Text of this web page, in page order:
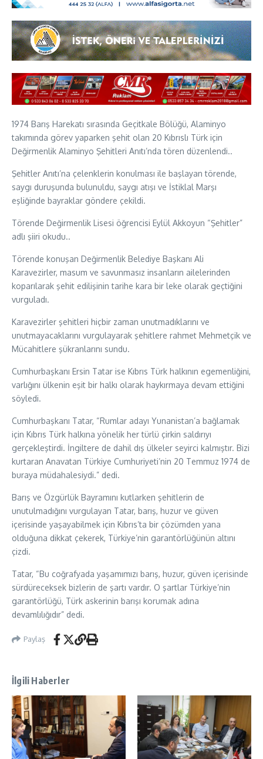
1974 Barış Harekatı sırasında Geçitkale Bölüğü, Alaminyo
takımında görev yaparken şehit olan 20 Kıbrıslı Türk için
Değirmenlik Alaminyo Şehitleri Anıtı’nda tören düzenlendi..
Şehitler Anıtı’na çelenklerin konulması ile başlayan törende,
saygı duruşunda bulunuldu, saygı atışı ve İstiklal Marşı
eşliğinde bayraklar göndere çekildi.
Törende Değirmenlik Lisesi öğrencisi Eylül Akkoyun “Şehitler”
adlı şiiri okudu..
Törende konuşan Değirmenlik Belediye Başkanı Ali
Karavezirler, masum ve savunmasız insanların ailelerinden
koparılarak şehit edilişinin tarihe kara bir leke olarak geçtiğini
vurguladı.
Karavezirler şehitleri hiçbir zaman unutmadıklarını ve
unutmayacaklarını vurgulayarak şehitlere rahmet Mehmetçik ve
Mücahitlere şükranlarını sundu.
Cumhurbaşkanı Ersin Tatar ise Kıbrıs Türk halkının egemenliğini,
varlığını ülkenin eşit bir halkı olarak haykırmaya devam ettiğini
söyledi.
Cumhurbaşkanı Tatar, “Rumlar adayı Yunanistan’a bağlamak
için Kıbrıs Türk halkına yönelik her türlü çirkin saldırıyı
gerçekleştirdi. İngiltere de dahil dış ülkeler seyirci kalmıştır. Bizi
kurtaran Anavatan Türkiye Cumhuriyeti’nin 20 Temmuz 1974 de
buraya müdahalesiydi.” dedi.
Barış ve Özgürlük Bayramını kutlarken şehitlerin de
unutulmadığını vurgulayan Tatar, barış, huzur ve güven
içerisinde yaşayabilmek için Kıbrıs’ta bir çözümden yana
olduğuna dikkat çekerek, Türkiye’nin garantörlüğünün altını
çizdi.
Tatar, “Bu coğrafyada yaşamımızı barış, huzur, güven içerisinde
sürdüreceksek bizlerin de şartı vardır. O şartlar Türkiye’nin
garantörlüğü, Türk askerinin barışı korumak adına
devamlılığıdır” dedi.
Paylaş
İlgili Haberler